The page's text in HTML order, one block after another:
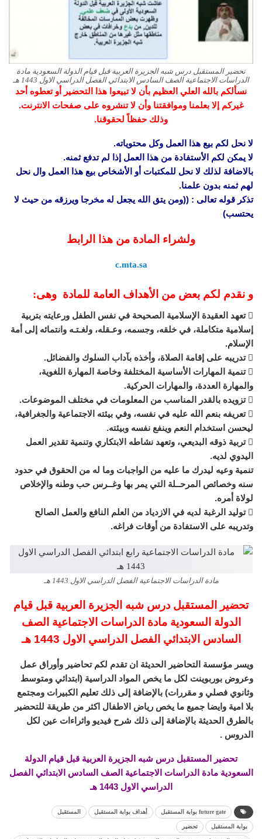
تحضير المستقبل درس شبه الجزيرة العربية قبل قيام الدولة السعودية مادة
الدراسات الاجتماعية الصف السادس الابتدائي الفصل الدراسي الاول 1443 هـ
نسألكم بالله العلي العظيم بأن لا تبيعوا هذا التحضير أو تعطوه أحد
غيركم إلا بعلمنا وموافقتنا وأن لا تنشروه على صفحات الانترنت.
وذلك حفظاً لحقوقنا.
لا نحل لكم بيع هذا العمل وكل محتوياته.
لا يمكن لكم الأستفادة من هذا العمل إذا لم تدفع ثمنه.
بالاضافة لذلك لا نحل للمكتبات أو الأشخاص بيع هذا العمل وال نحل
لهم ثمنه بدون علمنا.
تذكر قوله تعالى : ((ومن يتق الله يجعل له مخرجا ويرزقه من حيث لا
يحتسب)
ولشراء المادة من هذا الرابط
c.mta.sa
و نقدم لكم بعض من الأهداف العامة للمادة وهى:
 تعهد العقيدة الإسلامية الصحيحة في نفس الطفل ورعايته بتربية
إسلامية متكاملة، في خلقه، وجسمه، وعـقله، ولغـتـه وانتمائه إلى أمة
الإسلام.
 تدريبه على إقامة الصلاة، وأخذه بآداب السلوك والفضائل.
 تنمية المهارات الأساسية المختلفة وخاصة المهارة اللغوية،
والمهارة العددة، والمهارات الحركية.
 تزويده بالقدر المناسب من المعلومات في مختلف الموضوعات.
 تعريفه بنعم الله عليه في نفسه، وفي بيئته الاجتماعية والجغرافية،
ليحسن استخدام النعم وينفع نفسه وبيئته.
 تربية ذوقه البديعي، وتعهد نشاطه الابتكاري وتنمية تقدير العمل
اليدوي لديه.
تنمية وعيه ليدرك ما عليه من الواجبات وما له من الحقوق في حدود
سنه وخصائص المرحــلة التي يمر بها وغــرس حب وطنه والإخلاص
لولاة أمره.
 توليد الرغبة لديه في الازدياد من العلم النافع والعمل الصالح
وتدريبه على الاستفادة من أوقات فراغه.
مادة الدراسات الاجتماعية الفصل الدراسي الاول 1443 هـ
تحضير المستقبل درس شبه الجزيرة العربية قبل قيام
الدولة السعودية مادة الدراسات الاجتماعية الصف
السادس الابتدائي الفصل الدراسي الاول 1443 هـ
ويسر مؤسسة التحاضير الحديثة ان تقدم لكم تحاضير وأوراق عمل
وعروض بوربوينت لكل ما يخص المواد الدراسية (ابتدائي ومتوسط
وثانوي فصلي و مقررات) بالإضافة إلى ذلك تعليم الكبيرات ومجتمع
بلا امية وايضا جميع ما يخص رياض الاطفال اكثر من طريقة للتحضير
بالطرق الحديثة بالإضافة إلى ذلك شرح فيديو واثراءات عين لكل
الدروس .
تحضير المستقبل درس شبه الجزيرة العربية قبل قيام الدولة
السعودية مادة الدراسات الاجتماعية الصف السادس الابتدائي الفصل
الدراسي الاول 1443 هـ
future gate بوابة المستقبل أهداف بوابة المستقبل المستقبل
بوابة المستقبل تحضير